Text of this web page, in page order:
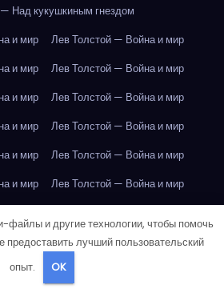
Над кукушкиным гнездом
и мир
Лев Толстой — Война и мир
и мир
Лев Толстой — Война и мир
и мир
Лев Толстой — Война и мир
и мир
Лев Толстой — Война и мир
и мир
Лев Толстой — Война и мир
и мир
Лев Толстой — Война и мир
и мир
Лев Толстой — Война и мир
и мир
Лев Толстой — Война и мир
файлы и другие технологии, чтобы помочь
предоставить лучший пользовательский
опыт.
OK